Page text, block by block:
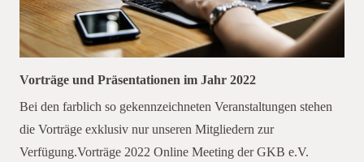
Vorträge und Präsentationen im Jahr 2022
Bei den farblich so gekennzeichneten Veranstaltungen stehen
die Vorträge exklusiv nur unseren Mitgliedern zur
Verfügung.Vorträge 2022 Online Meeting der GKB e.V.